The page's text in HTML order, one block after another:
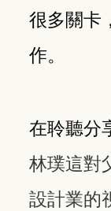
很多關卡
作。
在聆聽分
林璞這對
設計業的